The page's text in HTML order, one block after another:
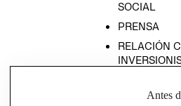
SOCIAL
PRENSA
RELACIÓN
Antes